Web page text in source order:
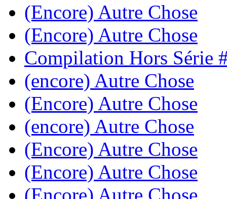
(Encore) Autre Chose
(Encore) Autre Chose
Compilation Hors Série
(encore) Autre Chose
(Encore) Autre Chose
(encore) Autre Chose
(Encore) Autre Chose
(Encore) Autre Chose
(Encore) Autre Chose